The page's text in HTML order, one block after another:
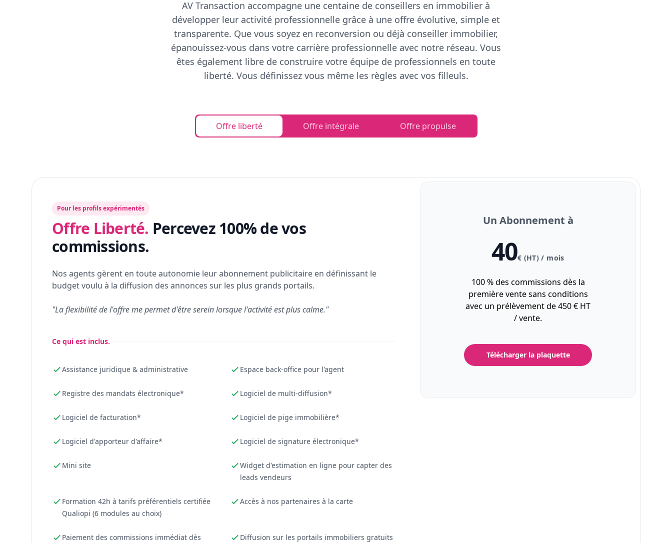
AV Transaction accompagne une centaine de conseillers en immobilier à
développer leur activité professionnelle grâce à une offre évolutive, simple et
transparente. Que vous soyez en reconversion ou déjà conseiller immobilier,
épanouissez-vous dans votre carrière professionnelle avec notre réseau. Vous
êtes également libre de construire votre équipe de professionnels en toute
liberté. Vous définissez vous même les règles avec vos filleuls.
Offre liberté Offre intégrale Offre propulse
Pour les profils expérimentés
Offre Liberté. Percevez 100% de vos
commissions.
Nos agents gèrent en toute autonomie leur abonnement publicitaire en définissant le
budget voulu à la diffusion des annonces sur les plus grands portails.
"La flexibilité de l'offre me permet d'être serein lorsque l'activité est plus calme."
Ce qui est inclus.
Assistance juridique & administrative Espace back-office pour l'agent
Registre des mandats électronique* Logiciel de multi-diffusion*
Logiciel de facturation* Logiciel de pige immobilière*
Logiciel d'apporteur d'affaire* Logiciel de signature électronique*
Mini site
Widget d'estimation en ligne pour capter des
leads vendeurs
Formation 42h à tarifs préférentiels certifiée
Qualiopi (6 modules au choix)
Accès à nos partenaires à la carte
Paiement des commissions immédiat dès
Diffusion sur les portails immobiliers gratuits
Un Abonnement à
40€ (HT) / mois
100 % des commissions dès la
première vente sans conditions
avec un prélèvement de 450 € HT
/ vente.
Télécharger la plaquette